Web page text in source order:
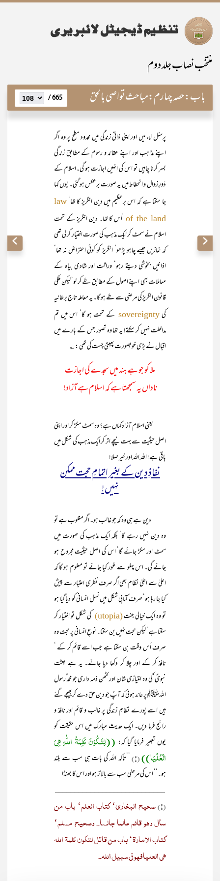
منتخب نصاب جلد دوم
باب:حصہ چہارم:مباحث تواصی بالحق 665 /
پرسنل لاء میں اور اپنی ذاتی زندگی میں محدود سطح پر وہ اگر
اپنے مذاہب اور اپنے عقائد و رسوم کے مطابق زندگی
بسر کرنا چاہیں تو اس کی انہیں اجازت ہو گی۔اسلام کے
دَورِ زوال و انحطاط میں یہ صورت برعکس ہو گئی۔ یوں کہا
جا سکتا ہے کہ اس برعظیم میں دین انگریز کا تھا‘ law
of the land اُس کا تھا۔ دین انگریز کے تحت
اسلام نے سمٹ کر ایک مذہب کی صورت اختیار کر لی تھی
کہ نمازیں جیسے چاہو پڑھو‘ انگریز کو کوئی اعتراض نہ تھا‘
اذانیں بخوشی دیتے رہو‘ وراثت اور شادی بیاہ کے
معاملات بھی اپنے اصول کے مطابق طے کر لو‘ لیکن ملکی
قانون انگریز کی مرضی سے طے ہو گا۔ یہ معاملہ تاجِ برطانیہ
کی sovereignty کے تحت ہو گا‘ اس میں تم
مداخلت نہیں کر سکتے! یہ تھا وہ تصور جس کے بارے میں
اقبال نے بڑی خوبصورت پھبتی چست کی تھی : ؎
ملا کو جو ہے ہند میں سجدے کی اجازت
ناداں یہ سمجھتا ہے کہ اسلام ہے آزاد!
یعنی اسلام آزادکہاں ہے؟ وہ سمٹ سکڑ کر اور اپنی
اصل حیثیت سے بہت نیچے اتر کر ایک مذہب کی شکل میں
باقی ہے! اللہ اللہ اور خیر صلا!
نفاذِ دین کے بغیر اتمامِ حجت ممکن
نہیں!
دین ہے ہی وہ کہ جو غالب ہو۔ اگر مغلوب ہے تو
وہ دین نہیں رہے گا‘ بلکہ ایک مذہب کی صورت میں
سمٹ اور سکڑ جائے گا‘ اس کی اصل حیثیت مجروح ہو
جائے گی۔ اس پہلو سے غور کیا جائے تو معلوم ہو گا کہ
اعلیٰ سے اعلیٰ نظام بھی اگر صرف نظری اعتبار سے پیش
کیا جا رہا ہو‘ صرف کتابی شکل میں نسل انسانی کو دیا گیا ہو
تو وہ ایک خیالی جنت(utopia)
کی شکل تو اختیار کر
سکتا ہے‘ لیکن حجت نہیں بن سکتا۔ نوعِ انسانی پر حجت وہ
صرف اُس وقت بن سکتا ہے جب اسے قائم کر کے ‘
نافذ کر کے اور چلا کر دکھا دیا جائے۔ یہ ہے بعثت
نبویؐ‘کی وہ امتیازی شان اور کٹھن ذمہ داری جو محمد ٌرسول
اللہﷺ پر عائد ہوئی کہ آپؐ جو دین حق دے کر بھیجے گئے
ہیں اسے پورے نظامِ زندگی پر غالب و قائم اور نافذ و
رائج فرما دیں۔ ایک حدیث مبارک میں اس حقیقت کو
یوں تعبیر فرمایا گیا کہ: ((لِتَـکُوْنَ کَلِمَۃُ اللّٰہِ ھِیَ
الْعُلْیَا))(۱)
’’تاکہ اللہ کی بات ہی سب سے بلند
ہو۔‘‘ اس کی مرضی سب سے بالاتر ہو اور اس کا جھنڈا
____________________________
(۱) صحیح البخاری‘ کتاب العلم‘ باب من
سأل وھو قائم عالما جالسا۔ وصحیح مسلم‘
کتاب الامارۃ‘ باب من قاتل لتکون کلمۃ اللہ
ھی العلیا فھو فی سبیل اللہ۔